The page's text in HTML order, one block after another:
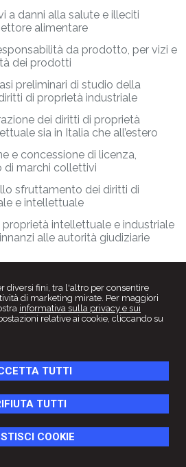
diversi fini, tra l'altro per consentire
di marketing mirate. Per maggiori
informativa sulla privacy e sui
relative ai cookie, cliccando su
TUTTI
TUTTI
COOKIE
a danni alla salute e illeciti
alimentare
da prodotto, per vizi e
dei prodotti
preliminari di studio della
di proprietà industriale
dei diritti di proprietà
sia in Italia che all’estero
e concessione di licenza,
di marchi collettivi
sfruttamento dei diritti di
e intellettuale
intellettuale e industriale
alle autorità giudiziarie
Vito & Partners . Tutti i diritti riservati |
Cookie-Sitemap-Privacy-Cookie policy